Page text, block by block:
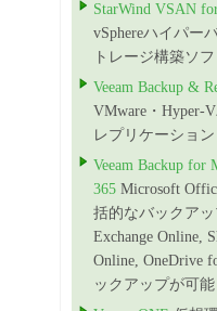
StarWind VSAN
vSphereハイパー
トレージ構築ソフ
Veeam Backup &
VMware・Hyper-
レプリケーショ
Veeam Backup for
365 Microsoft
括的なバックア
Exchange Online,
Online, OneDrive
ックアップが可能